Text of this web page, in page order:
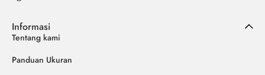
Informasi
Tentang kami
Panduan Ukuran